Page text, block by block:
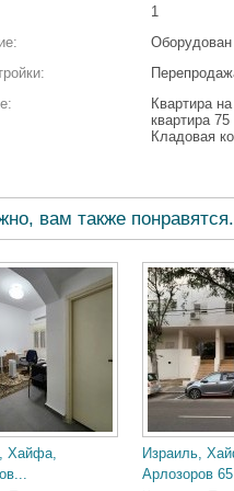
1
Оборудован
Квартира
квартира
Кладовая
вам также
Хайфа,
Израиль,
Арлозоров 65